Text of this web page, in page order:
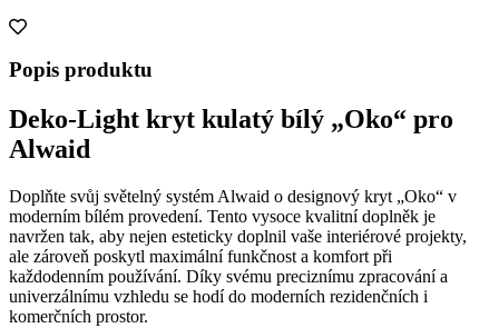
Popis produktu
Deko-Light kryt kulatý bílý „Oko“ pro
Alwaid
Doplňte svůj světelný systém Alwaid o designový kryt „Oko“ v
moderním bílém provedení. Tento vysoce kvalitní doplněk je
navržen tak, aby nejen esteticky doplnil vaše interiérové projekty,
ale zároveň poskytl maximální funkčnost a komfort při
každodenním používání. Díky svému preciznímu zpracování a
univerzálnímu vzhledu se hodí do moderních rezidenčních i
komerčních prostor.